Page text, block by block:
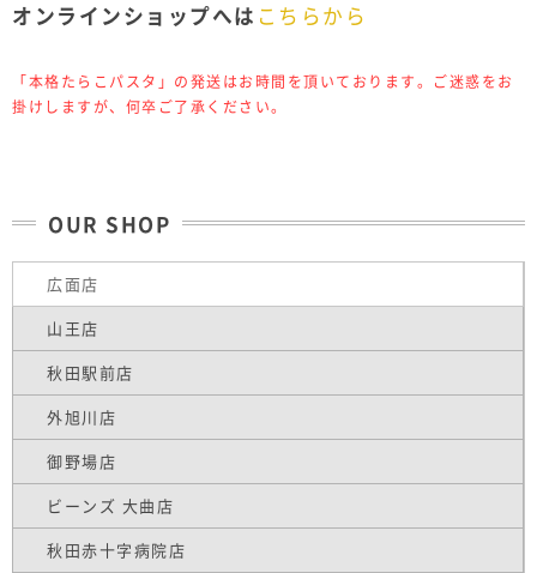
オンラインショップへは こちらから
「本格たらこパスタ」の発送はお時間を頂いております。ご迷惑をお
掛けしますが、何卒ご了承ください。
OUR SHOP
広面店
山王店
秋田駅前店
外旭川店
御野場店
ビーンズ 大曲店
秋田赤十字病院店